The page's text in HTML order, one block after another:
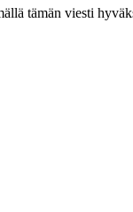
tämän viesti